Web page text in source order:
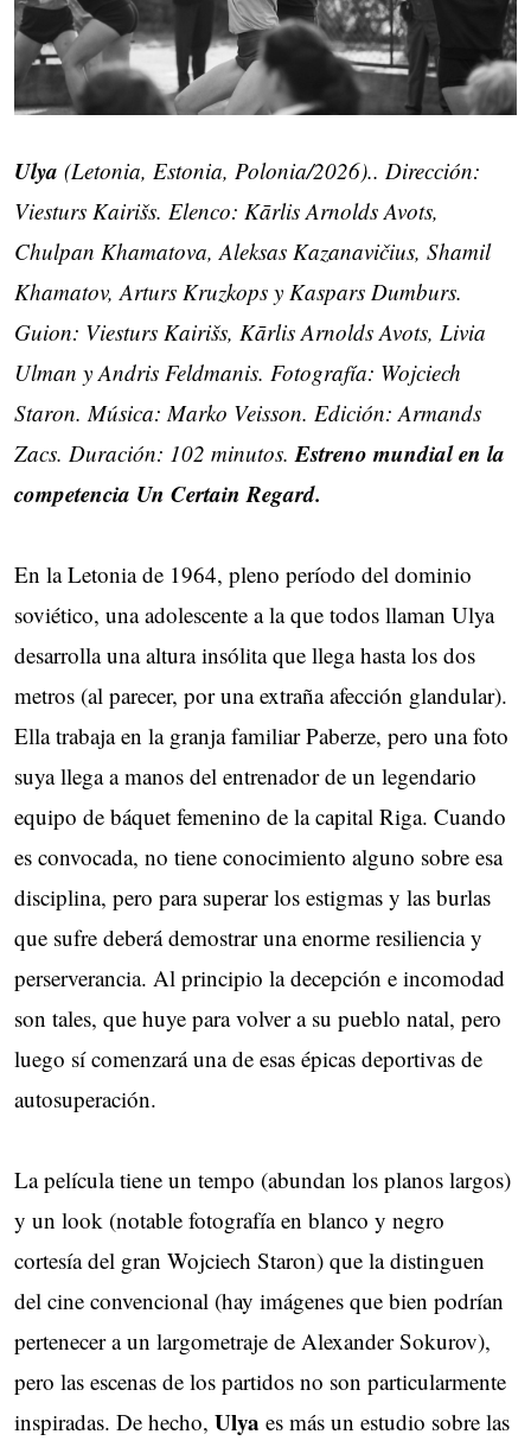
Ulya (Letonia, Estonia, Polonia/2026).. Dirección:
Viesturs Kairišs. Elenco: Kārlis Arnolds Avots,
Chulpan Khamatova, Aleksas Kazanavičius, Shamil
Khamatov, Arturs Kruzkops y Kaspars Dumburs.
Guion: Viesturs Kairišs, Kārlis Arnolds Avots, Livia
Ulman y Andris Feldmanis. Fotografía: Wojciech
Staron. Música: Marko Veisson. Edición: Armands
Zacs. Duración: 102 minutos. Estreno mundial en la
competencia Un Certain Regard.
En la Letonia de 1964, pleno período del dominio
soviético, una adolescente a la que todos llaman Ulya
desarrolla una altura insólita que llega hasta los dos
metros (al parecer, por una extraña afección glandular).
Ella trabaja en la granja familiar Paberze, pero una foto
suya llega a manos del entrenador de un legendario
equipo de báquet femenino de la capital Riga. Cuando
es convocada, no tiene conocimiento alguno sobre esa
disciplina, pero para superar los estigmas y las burlas
que sufre deberá demostrar una enorme resiliencia y
perserverancia. Al principio la decepción e incomodad
son tales, que huye para volver a su pueblo natal, pero
luego sí comenzará una de esas épicas deportivas de
autosuperación.
La película tiene un tempo (abundan los planos largos)
y un look (notable fotografía en blanco y negro
cortesía del gran Wojciech Staron) que la distinguen
del cine convencional (hay imágenes que bien podrían
pertenecer a un largometraje de Alexander Sokurov),
pero las escenas de los partidos no son particularmente
inspiradas. De hecho, Ulya es más un estudio sobre las